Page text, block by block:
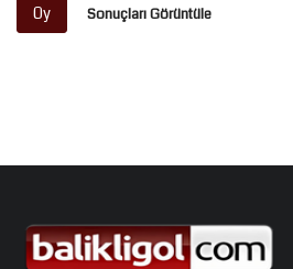
Oy Sonuçları Görüntüle